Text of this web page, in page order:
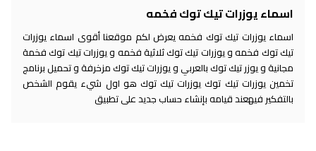
اسماء يوزرات تيك توك فخمه
اسماء يوزرات تيك توك فخمه يعرض لكم موقعنا أقوى اسماء يوزرات
تيك توك فخمه و يوزرات تيك توك ثلاثية فخمه و يوزرات تيك توك فخمة
مجانية و يوزر تيك توك بالعربي و يوزرات تيك توك مزخرفة و تحميل برنامج
تخمين يوزرات تيك توك يوزرات تيك توك هو اول شيء يقوم الشخص
بالتفكير فيهعند قيامه بإنشاء حساب جديد على تطبيق